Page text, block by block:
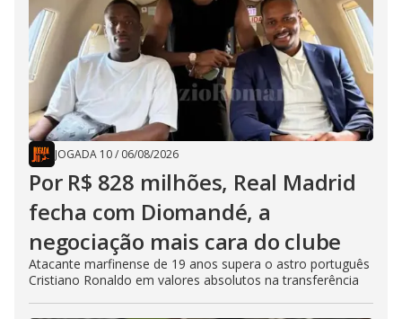
JOGADA 10/ 06/08/2026
Por R$ 828 milhões, Real Madrid
fecha com Diomandé, a
negociação mais cara do clube
Atacante marfinense de 19 anos supera o astro português
Cristiano Ronaldo em valores absolutos na transferência